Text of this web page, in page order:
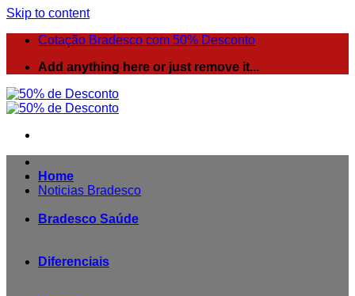
Skip to content
Cotação Bradesco com 50% Desconto
Add anything here or just remove it...
Noticias Bradesco
Home
Bradesco Saúde
Diferenciais